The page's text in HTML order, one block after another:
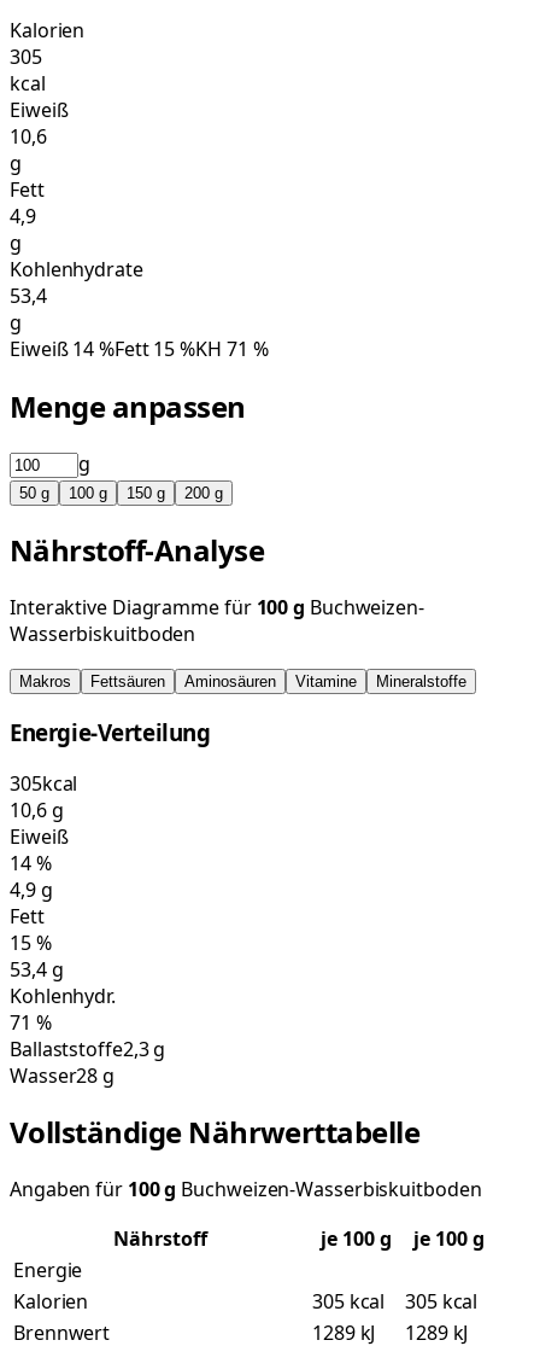
Kalorien
305
kcal
Eiweiß
10,6
g
Fett
4,9
g
Kohlenhydrate
53,4
g
Eiweiß14%Fett15%KH 71 %
Menge anpassen
g
50 g 100 g 150 g 200 g
Nährstoff-Analyse
Interaktive Diagramme für 100g Buchweizen-
Wasserbiskuitboden
Makros Fettsäuren Aminosäuren Vitamine Mineralstoffe
Energie-Verteilung
305kcal
10,6g
Eiweiß
14%
4,9g
Fett
15%
53,4g
Kohlenhydr.
71 %
Ballaststoffe2,3 g
Wasser28 g
Vollständige Nährwerttabelle
Angaben für 100g Buchweizen-Wasserbiskuitboden
Nährstoff
je 100g
je 100 g
Energie
Kalorien
305 kcal
305 kcal
Brennwert
1289 kJ 1289 kJ